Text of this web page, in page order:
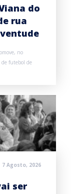
do
rua
no
de futebol de
7 Agosto, 2026
ser